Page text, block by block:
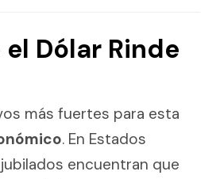
Dólar Rinde
más fuertes para esta
. En Estados
encuentran que